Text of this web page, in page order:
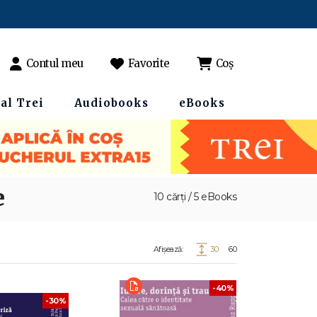
Contul meu Favorite Coș
Trei Audiobooks eBooks
10 cărți / 5 eBooks
Afișează: 30 60
-30%
-40%